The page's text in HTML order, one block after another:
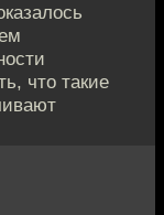
что такие